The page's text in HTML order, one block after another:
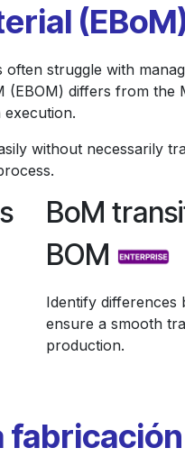
struggle with
differs from the
without necessarily
BoM
BOM
Identify differences
ensure a smooth
production.
fabricación